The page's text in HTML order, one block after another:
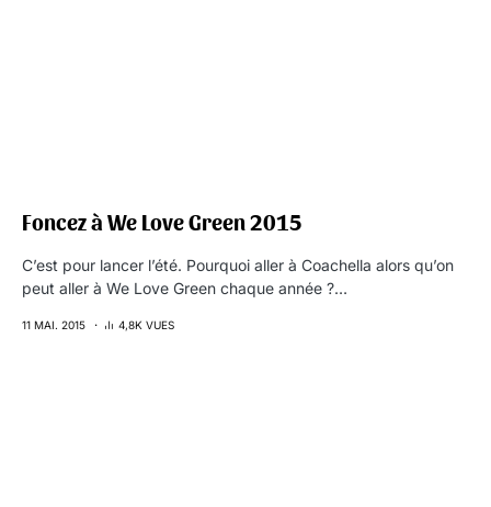
Foncez à We Love Green 2015
C’est pour lancer l’été. Pourquoi aller à Coachella alors qu’on
peut aller à We Love Green chaque année ?…
11 MAI. 2015 4,8K VUES